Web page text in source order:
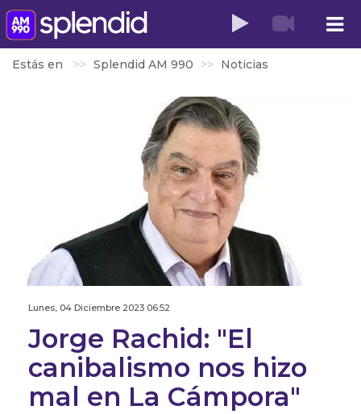
Estás en Splendid AM 990 Noticias
Lunes, 04 Diciembre 2023 06:52
Jorge Rachid: "El
canibalismo nos hizo
mal en La Cámpora"